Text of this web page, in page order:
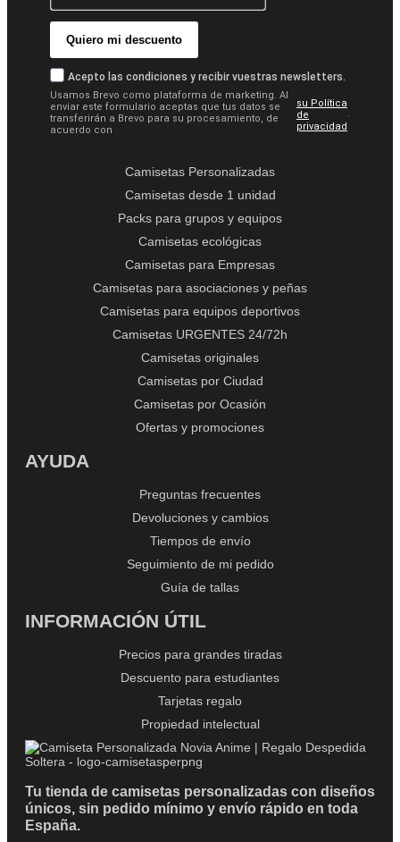
Quiero mi descuento
Acepto las condiciones y recibir vuestras newsletters.
Usamos Brevo como plataforma de marketing. Al
enviar este formulario aceptas que tus datos se
transferirán a Brevo para su procesamiento, de
acuerdo con
su Política
de
privacidad
.
Camisetas Personalizadas
Camisetas desde 1 unidad
Packs para grupos y equipos
Camisetas ecológicas
Camisetas para Empresas
Camisetas para asociaciones y peñas
Camisetas para equipos deportivos
Camisetas URGENTES 24/72h
Camisetas originales
Camisetas por Ciudad
Camisetas por Ocasión
Ofertas y promociones
AYUDA
Preguntas frecuentes
Devoluciones y cambios
Tiempos de envío
Seguimiento de mi pedido
Guía de tallas
INFORMACIÓN ÚTIL
Precios para grandes tiradas
Descuento para estudiantes
Tarjetas regalo
Propiedad intelectual
Tu tienda de camisetas personalizadas con diseños
únicos, sin pedido mínimo y envío rápido en toda
España.